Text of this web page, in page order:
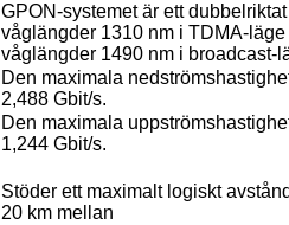
GPON-systemet är ett
våglängder 1310 nm i TDMA-
våglängder 1490 nm i broadcast-
Den maximala
2,488 Gbit/s.
Den maximala
1,244 Gbit/s.
Stöder ett maximalt logiskt
20 km mellan